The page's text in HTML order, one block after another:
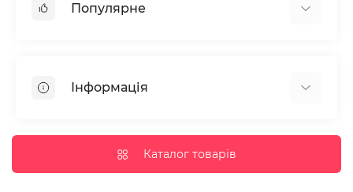
Популярне
Парафінотерапія
Вії та брови
Дезінфекція та стерилізація
Інформація
Доставка та оплата
Корисні статті
Каталог товарів